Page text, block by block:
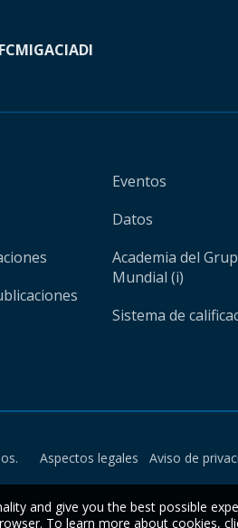
MIGACIADI
Eventos
Datos
Academia del
Mundial (i)
Sistema de
Aspectos legales Aviso de
and give you the best possible
To learn more about cookies,